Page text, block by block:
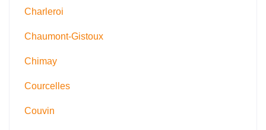
Charleroi
Chaumont-Gistoux
Chimay
Courcelles
Couvin